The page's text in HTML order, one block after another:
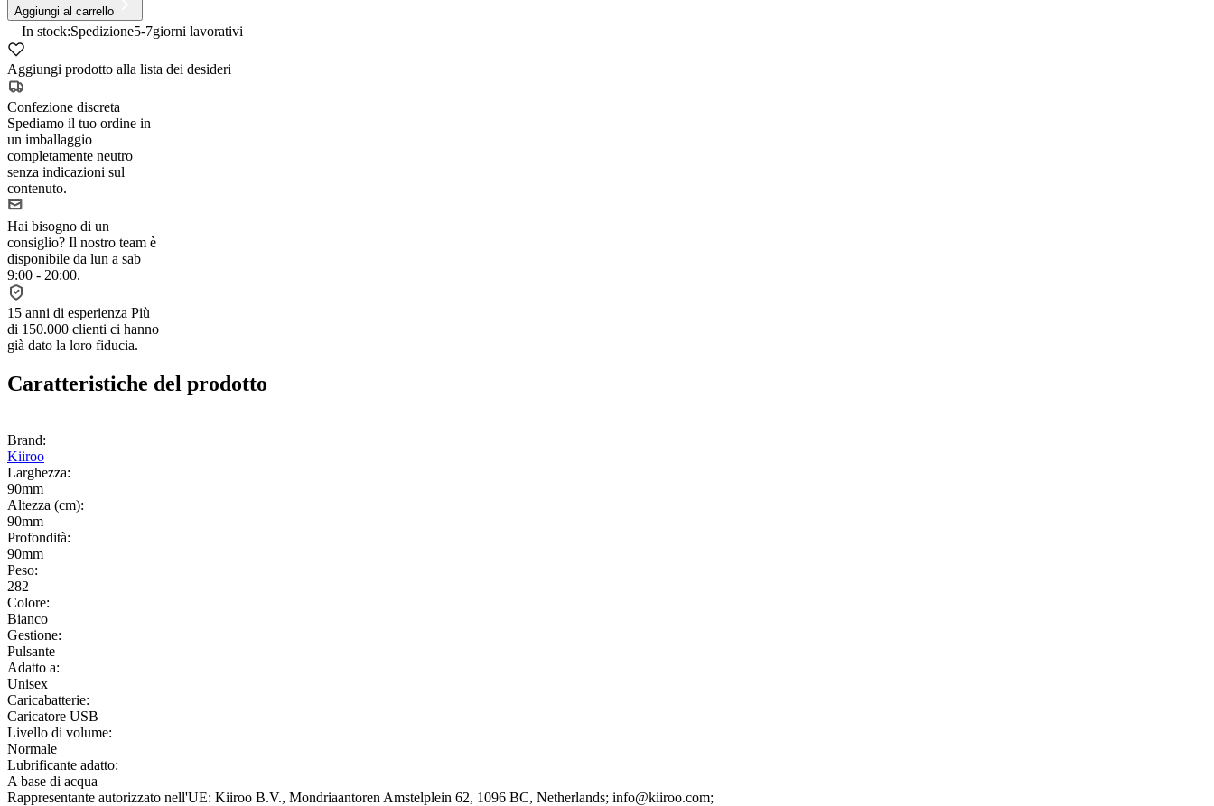
Aggiungi al carrello
In stock:Spedizione5-7giorni lavorativi
Aggiungi prodotto alla lista dei desideri
Confezione discreta
Spediamo il tuo ordine in
un imballaggio
completamente neutro
senza indicazioni sul
contenuto.
Hai bisogno di un
consiglio? Il nostro team è
disponibile da lun a sab
9:00 - 20:00.
15 anni di esperienza Più
di 150.000 clienti ci hanno
già dato la loro fiducia.
Caratteristiche del prodotto
Brand:
Kiiroo
Larghezza:
90mm
Altezza (cm):
90mm
Profondità:
90mm
Peso:
282
Colore:
Bianco
Gestione:
Pulsante
Adatto a:
Unisex
Caricabatterie:
Caricatore USB
Livello di volume:
Normale
Lubrificante adatto:
A base di acqua
Rappresentante autorizzato nell'UE: Kiiroo B.V., Mondriaantoren Amstelplein 62, 1096 BC, Netherlands; info@kiiroo.com;